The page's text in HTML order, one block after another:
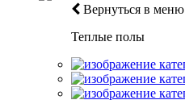
Вернуться в меню
Теплые полы